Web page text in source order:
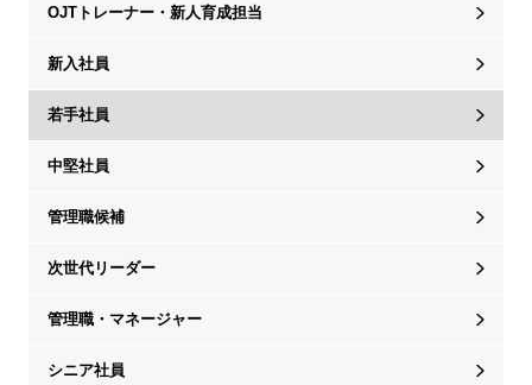
OJTトレーナー・新人育成担当
新入社員
若手社員
中堅社員
管理職候補
次世代リーダー
管理職・マネージャー
シニア社員